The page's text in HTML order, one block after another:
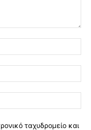
ταχυδρομείο και